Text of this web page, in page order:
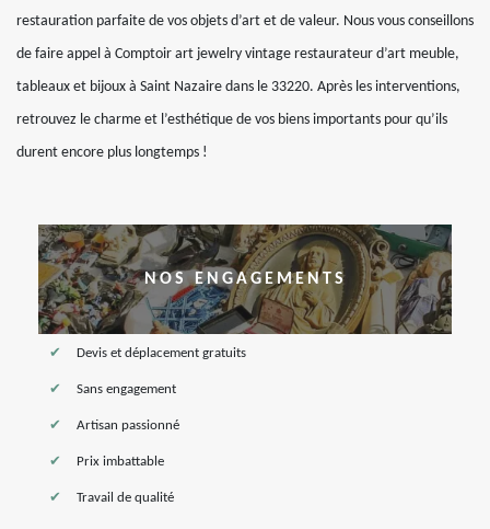
restauration parfaite de vos objets d’art et de valeur. Nous vous conseillons
de faire appel à Comptoir art jewelry vintage restaurateur d’art meuble,
tableaux et bijoux à Saint Nazaire dans le 33220. Après les interventions,
retrouvez le charme et l’esthétique de vos biens importants pour qu’ils
durent encore plus longtemps !
NOS ENGAGEMENTS
Devis et déplacement gratuits
Sans engagement
Artisan passionné
Prix imbattable
Travail de qualité